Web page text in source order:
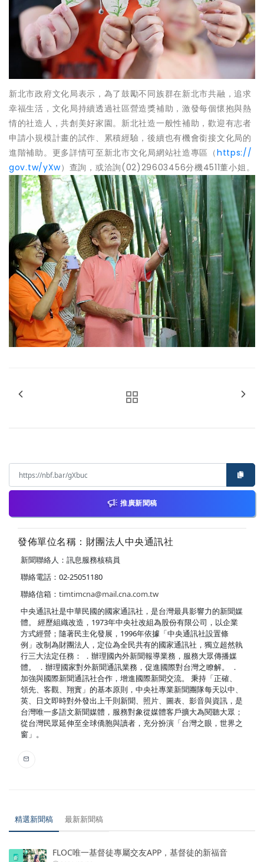
新北市政府文化局表示，為了鼓勵不同族群在新北市共融，追求
幸福生活，文化局持續透過社區營造獎補助，激發每個懷抱與熱
情的社造人，共創美好家園。新北社造一般性補助，歡迎有志者
申請小規模計畫的試作、累積經驗，後續也有機會銜接文化局的
進階補助。更多詳情可至新北市文化局網站社造專區（https://
gov.tw/yXw）查詢，或洽詢(02)29603456分機4511董小姐。
推廣新聞稿
發佈單位名稱：財團法人中央通訊社
新聞聯絡人：訊息服務核稿員
聯絡電話：02-25051180
聯絡信箱： timtimcna@mail.cna.com.tw
中央通訊社是中華民國的國家通訊社，是台灣最具影響力的新聞媒
體。 經歷組織改造，1973年中央社改組為股份有限公司，以企業
方式經營；隨著民主化發展，1996年依據「中央通訊社設置條
例」改制為財團法人，定位為全民共有的國家通訊社，獨立超然執
行三大法定任務： ．辦理國內外新聞報導業務，服務大眾傳播媒
體。 ．辦理國家對外新聞通訊業務，促進國際對台灣之瞭解。 ．
加強與國際新聞通訊社合作，增進國際新聞交流。 秉持「正確、
領先、客觀、翔實」的基本原則，中央社專業新聞團隊每天以中、
英、日文即時對外發出上千則新聞、照片、圖表、影音與資訊，是
台灣唯一多語文新聞媒體，服務對象從媒體客戶擴大為閱聽大眾；
從台灣民眾延伸至全球僑胞與讀者，充分扮演「台灣之眼，世界之
窗」。
精選新聞稿 最新新聞稿
FLOC唯一基督徒專屬交友APP，基督徒的新福音